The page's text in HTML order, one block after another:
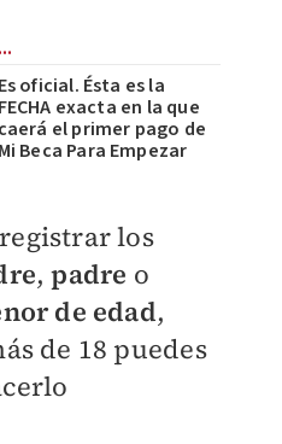
Es oficial. Ésta es la
FECHA exacta en la que
caerá el primer pago de
Mi Beca Para Empezar
los
,padre o
de edad,
de 18 puedes